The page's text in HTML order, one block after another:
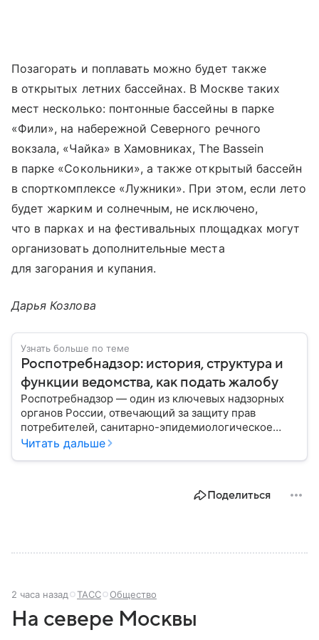
Позагорать и поплавать можно будет также
в открытых летних бассейнах. В Москве таких
мест несколько: понтонные бассейны в парке
«Фили», на набережной Северного речного
вокзала, «Чайка» в Хамовниках, The Bassein
в парке «Сокольники», а также открытый бассейн
в спорткомплексе «Лужники». При этом, если лето
будет жарким и солнечным, не исключено,
что в парках и на фестивальных площадках могут
организовать дополнительные места
для загорания и купания.
Дарья Козлова
Узнать больше по теме
Роспотребнадзор: история, структура и
функции ведомства, как подать жалобу
Роспотребнадзор — один из ключевых надзорных
органов России, отвечающий за защиту прав
потребителей, санитарно-эпидемиологическое
благополучие населения и контроль соблюдения
Читать дальше
Поделиться
2 часа назад ТАСС Общество
На севере Москвы